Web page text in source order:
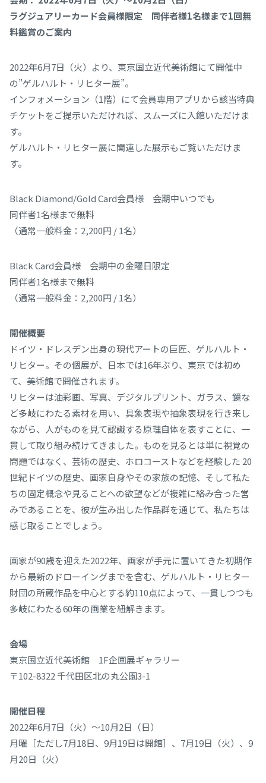
ラグジュアリーカード会員様限定 同伴者様1名様まで1回無
料鑑賞のご案内
2022年6月7日（火）より、東京国立近代美術館にて開催中
の”ゲルハルト・リヒター展”。
インフォメーション（1階）にて会員専用アプリから該当特典
チケットをご提示いただければ、スムーズに入館いただけま
す。
ゲルハルト・リヒター展に関連した展示もご覧いただけま
す。
Black Diamond/Gold Card会員様 会期中いつでも
同伴者1名様まで無料
（通常一般料金：2,200円 / 1名）
Black Card会員様 会期中の金曜日限定
同伴者1名様まで無料
（通常一般料金：2,200円 / 1名）
開催概要
ドイツ・ドレスデン出身の現代アートの巨匠、ゲルハルト・
リヒター。その個展が、日本では16年ぶり、東京では初め
て、美術館で開催されます。
リヒターは油彩画、写真、デジタルプリント、ガラス、鏡な
ど多岐にわたる素材を用い、具象表現や抽象表現を行き来し
ながら、人がものを見て認識する原理自体を表すことに、一
貫して取り組み続けてきました。ものを見るとは単に視覚の
問題ではなく、芸術の歴史、ホロコーストなどを経験した 20
世紀ドイツの歴史、画家自身やその家族の記憶、そして私た
ちの固定概念や見ることへの欲望などが複雑に絡み合った営
みであることを、彼が生み出した作品群を通じて、私たちは
感じ取ることでしょう。
画家が90歳を迎えた2022年、画家が手元に置いてきた初期作
から最新のドローイングまでを含む、ゲルハルト・リヒター
財団の所蔵作品を中心とする約110点によって、一貫しつつも
多岐にわたる60年の画業を紐解きます。
会場
東京国立近代美術館 1F企画展ギャラリー
〒102-8322 千代田区北の丸公園3-1
開催日程
2022年6月7日（火）～10月2日（日）
月曜［ただし7月18日、9月19日は開館］、7月19日（火）、9
月20日（火）